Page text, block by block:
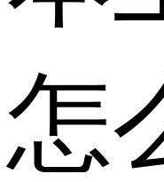
怎